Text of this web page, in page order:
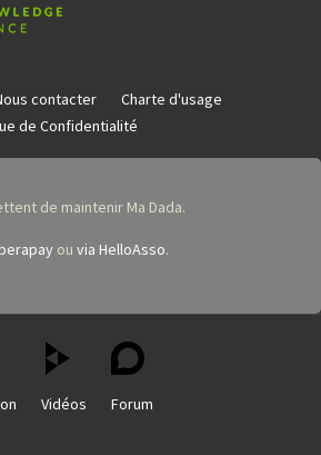
contacter
Charte d'usage
de Confidentialité
de maintenir Ma Dada.
ou via HelloAsso.
Vidéos Forum